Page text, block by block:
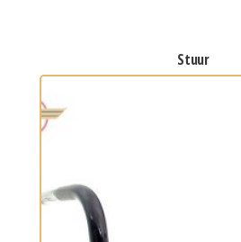
stuur